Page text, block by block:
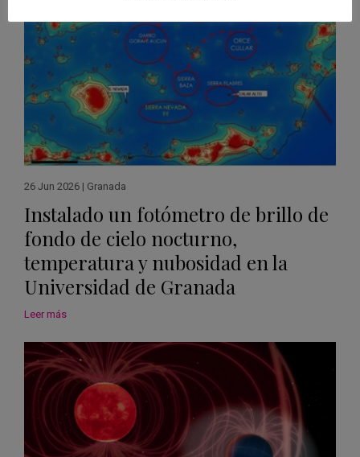
26 Jun 2026 | Granada
Instalado un fotómetro de brillo de
fondo de cielo nocturno,
temperatura y nubosidad en la
Universidad de Granada
Leer más